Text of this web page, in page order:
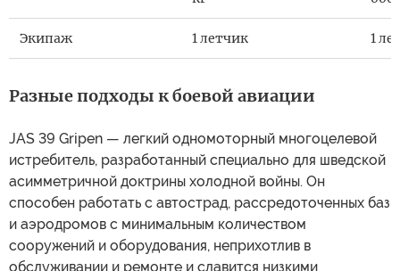
Экипаж 1 летчик 1
Разные подходы к боевой авиации
JAS 39 Gripen — легкий одномоторный многоцелевой
истребитель, разработанный специально для шведской
асимметричной доктрины холодной войны. Он
способен работать с автострад, рассредоточенных баз
и аэродромов с минимальным количеством
сооружений и оборудования, неприхотлив в
обслуживании и ремонте и славится низкими